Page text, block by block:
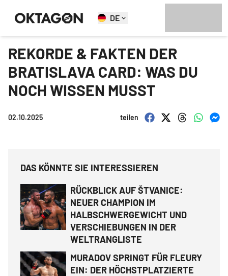
DE
REKORDE & FAKTEN DER
BRATISLAVA CARD: WAS DU
NOCH WISSEN MUSST
02.10.2025 teilen
DAS KÖNNTE SIE INTERESSIEREN
RÜCKBLICK AUF ŠTVANICE:
NEUER CHAMPION IM
HALBSCHWERGEWICHT UND
VERSCHIEBUNGEN IN DER
WELTRANGLISTE
MURADOV SPRINGT FÜR FLEURY
EIN: DER HÖCHSTPLATZIERTE